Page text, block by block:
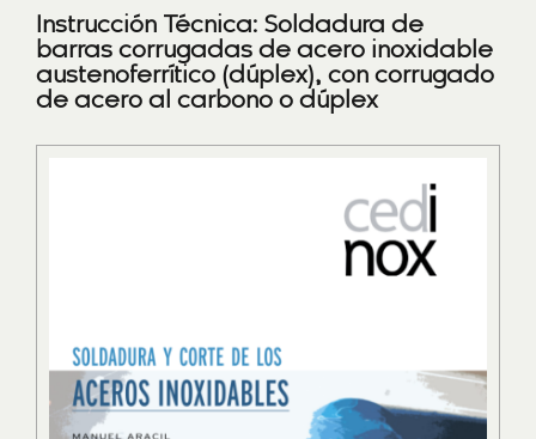
Instrucción Técnica: Soldadura de
barras corrugadas de acero inoxidable
austenoferrítico (dúplex), con corrugado
de acero al carbono o dúplex